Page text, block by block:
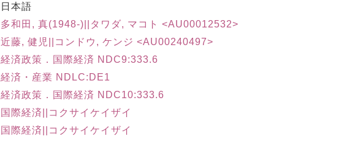
日本語
多和田, 真(1948-)||タワダ, マコト <AU00012532>
近藤, 健児||コンドウ, ケンジ <AU00240497>
経済政策．国際経済 NDC9:333.6
経済・産業 NDLC:DE1
経済政策．国際経済 NDC10:333.6
国際経済||コクサイケイザイ
国際経済||コクサイケイザイ